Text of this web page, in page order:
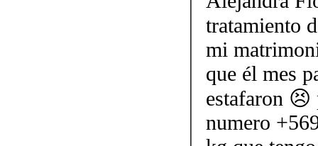
tratamiento
mi
que él mes
estafaron 😣
numero